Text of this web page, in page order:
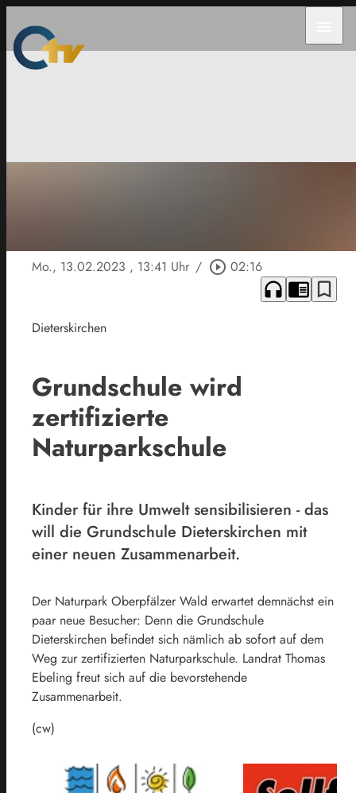
Mo., 13.02.2023 , 13:41 Uhr / play_circle_outline 02:16
headphones chrome_reader_mode bookmark_border
Dieterskirchen
Grundschule wird
zertifizierte
Naturparkschule
Kinder für ihre Umwelt sensibilisieren - das
will die Grundschule Dieterskirchen mit
einer neuen Zusammenarbeit.
Der Naturpark Oberpfälzer Wald erwartet demnächst ein
paar neue Besucher: Denn die Grundschule
Dieterskirchen befindet sich nämlich ab sofort auf dem
Weg zur zertifizierten Naturparkschule. Landrat Thomas
Ebeling freut sich auf die bevorstehende
Zusammenarbeit.
(cw)